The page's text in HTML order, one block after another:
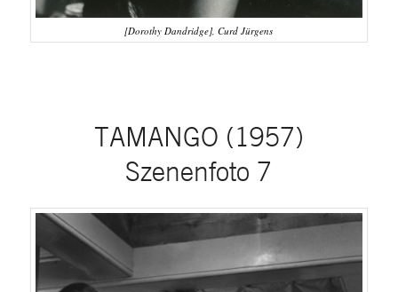
[Dorothy Dandridge], Curd Jürgens
TAMANGO (1957)
Szenenfoto 7